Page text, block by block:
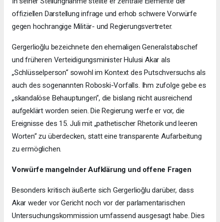
offiziellen Darstellung infrage und erhob schwere Vorwürfe
gegen hochrangige Militär- und Regierungsvertreter.
Gergerlioğlu bezeichnete den ehemaligen Generalstabschef
und früheren Verteidigungsminister Hulusi Akar als
„Schlüsselperson“ sowohl im Kontext des Putschversuchs als
auch des sogenannten Roboski-Vorfalls. Ihm zufolge gebe es
„skandalöse Behauptungen“, die bislang nicht ausreichend
aufgeklärt worden seien. Die Regierung werfe er vor, die
Ereignisse des 15. Juli mit „pathetischer Rhetorik und leeren
Worten“ zu überdecken, statt eine transparente Aufarbeitung
zu ermöglichen.
Vorwürfe mangelnder Aufklärung und offene Fragen
Besonders kritisch äußerte sich Gergerlioğlu darüber, dass
Akar weder vor Gericht noch vor der parlamentarischen
Untersuchungskommission umfassend ausgesagt habe. Dies